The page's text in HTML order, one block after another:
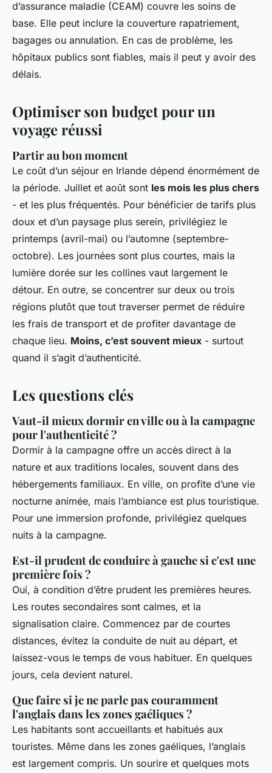
d’assurance maladie (CEAM) couvre les soins de
base. Elle peut inclure la couverture rapatriement,
bagages ou annulation. En cas de problème, les
hôpitaux publics sont fiables, mais il peut y avoir des
délais.
Optimiser son budget pour un
voyage réussi
Partir au bon moment
Le coût d’un séjour en Irlande dépend énormément de
la période. Juillet et août sont les mois les plus chers
- et les plus fréquentés. Pour bénéficier de tarifs plus
doux et d’un paysage plus serein, privilégiez le
printemps (avril-mai) ou l’automne (septembre-
octobre). Les journées sont plus courtes, mais la
lumière dorée sur les collines vaut largement le
détour. En outre, se concentrer sur deux ou trois
régions plutôt que tout traverser permet de réduire
les frais de transport et de profiter davantage de
chaque lieu. Moins, c’est souvent mieux - surtout
quand il s’agit d’authenticité.
Les questions clés
Vaut-il mieux dormir en ville ou à la campagne
pour l'authenticité ?
Dormir à la campagne offre un accès direct à la
nature et aux traditions locales, souvent dans des
hébergements familiaux. En ville, on profite d’une vie
nocturne animée, mais l’ambiance est plus touristique.
Pour une immersion profonde, privilégiez quelques
nuits à la campagne.
Est-il prudent de conduire à gauche si c'est une
première fois ?
Oui, à condition d’être prudent les premières heures.
Les routes secondaires sont calmes, et la
signalisation claire. Commencez par de courtes
distances, évitez la conduite de nuit au départ, et
laissez-vous le temps de vous habituer. En quelques
jours, cela devient naturel.
Que faire si je ne parle pas couramment
l'anglais dans les zones gaéliques ?
Les habitants sont accueillants et habitués aux
touristes. Même dans les zones gaéliques, l’anglais
est largement compris. Un sourire et quelques mots